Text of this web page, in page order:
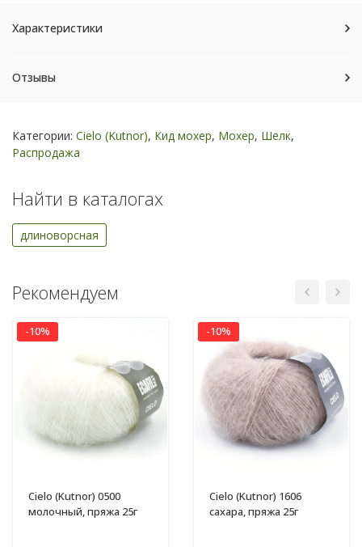
Характеристики
Отзывы
Категории: Cielo (Kutnor), Кид мохер, Мохер, Шелк,
Распродажа
Найти в каталогах
длиноворсная
Рекомендуем
-10%
Cielo (Kutnor) 0500
молочный, пряжа 25г
-10%
Cielo (Kutnor) 1606
сахара, пряжа 25г